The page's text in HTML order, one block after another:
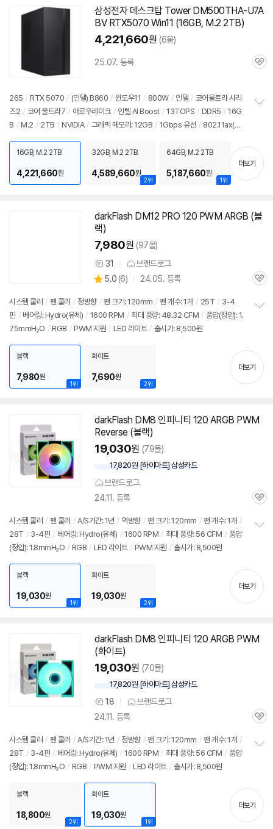
삼성전자 데스크탑 Tower DM500THA-U7A
BV RTX5070 Win11 (16GB, M.2 2TB)
4,221,660원 (6몰)
25.07. 등록
관
265 / RTX 5070 / (인텔) B860 / 윈도우11 / 800W / 인텔 / 코어울트라 시리
즈2 / 코어 울트라7 / 애로우레이크 / 인텔 AI Boost / 13TOPS / DDR5 / 16G
B / M.2 / 2TB / NVIDIA / 그래픽 메모리: 12GB / 1Gbps 유선 / 802.11ax(Wi
ps / 파워서플라이 미들타워 / 6.66kg / 용도: 게임용 / 구성변경상품
출시가:
기
16GB, M.2 2TB
4,221,660원
2위
32GB, M.2 2TB
4,589,660원
1위
64GB, M.2 2TB
5,187,660원
더보기
darkFlash DM12 PRO 120 PWM ARGB (블
랙)
7,980원 (97몰)
상
품
견
31 브랜드로그
별
점
5.0 (상
리
뷰
6) 24.05. 등록
관
시스템 쿨러 / 팬 쿨러 / 정방향 / 팬 크기: 120mm / 팬 개수: 1개 / 25T / 3-4
핀 / 베어링: Hydro(유체) / 1600 RPM / 최대 풍량: 48.32 CFM / 풍압(정압): 1.
75mmH₂O / RGB / PWM 지원 / LED 라이트 / 출시가: 8,500원
기
1위
블랙
7,980원
2위
화이트
7,690원
더보기
darkFlash DM8 인피니티 120 ARGB PWM
Reverse (블랙)
19,030원 (79몰)
17,820원 [하이마트] 삼성카드
브랜드로그
24.11. 등록
관
시스템 쿨러 / 팬 쿨러 / A/S기간: 1년 / 역방향 / 팬 크기: 120mm / 팬 개수: 1개 /
28T / 3-4핀 / 베어링: Hydro(유체) / 1600 RPM / 최대 풍량: 56 CFM / 풍압
(정압): 1.8mmH₂O / RGB / LED 라이트 / PWM 지원 / 출시가: 8,500원
기
1위
블랙
19,030원
2위
화이트
19,030원
더보기
darkFlash DM8 인피니티 120 ARGB PWM
(화이트)
19,030원 (70몰)
17,820원 [하이마트] 삼성카드
상
품
견
18
브랜드로그
24.11. 등록
관
시스템 쿨러 / 팬 쿨러 / A/S기간: 1년 / 정방향 / 팬 크기: 120mm / 팬 개수: 1개 /
28T / 3-4핀 / 베어링: Hydro(유체) / 1600 RPM / 최대 풍량: 56 CFM / 풍압
(정압): 1.8mmH₂O / RGB / PWM 지원 / LED 라이트 / 출시가: 8,500원
기
2위
블랙
18,800원
1위
화이트
19,030원
더보기